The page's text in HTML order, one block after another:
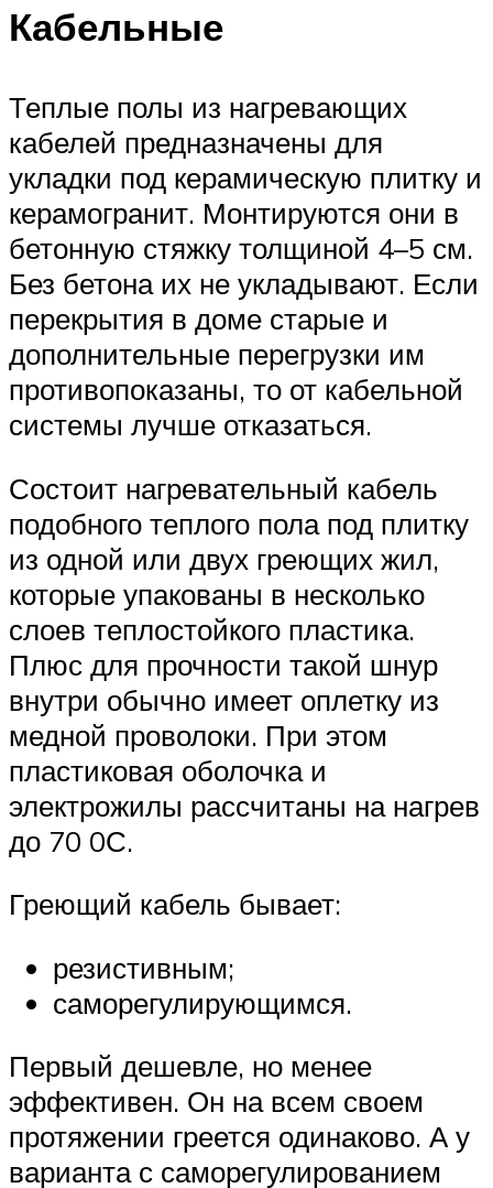
Кабельные
Теплые полы из нагревающих
кабелей предназначены для
укладки под керамическую плитку и
керамогранит. Монтируются они в
бетонную стяжку толщиной 4–5 см.
Без бетона их не укладывают. Если
перекрытия в доме старые и
дополнительные перегрузки им
противопоказаны, то от кабельной
системы лучше отказаться.
Состоит нагревательный кабель
подобного теплого пола под плитку
из одной или двух греющих жил,
которые упакованы в несколько
слоев теплостойкого пластика.
Плюс для прочности такой шнур
внутри обычно имеет оплетку из
медной проволоки. При этом
пластиковая оболочка и
электрожилы рассчитаны на нагрев
до 70 0С.
Греющий кабель бывает:
резистивным;
саморегулирующимся.
Первый дешевле, но менее
эффективен. Он на всем своем
протяжении греется одинаково. А у
варианта с саморегулированием